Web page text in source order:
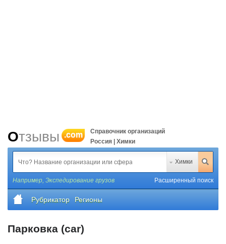
Отзывы .com
Справочник организаций
Россия | Химки
Химки
Например, Экспедирование грузов Расширенный поиск
Рубрикатор Регионы
Парковка (car)